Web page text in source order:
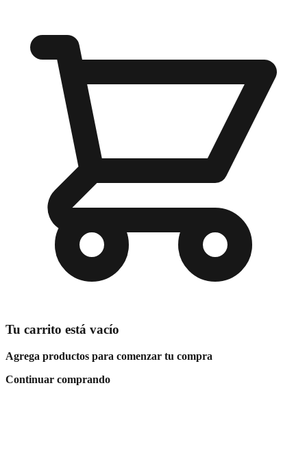
Tu carrito está vacío
Agrega productos para comenzar tu compra
Continuar comprando